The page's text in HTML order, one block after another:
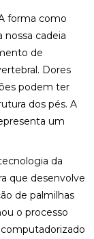
forma como
cadeia
de
Dores
podem ter
dos pés. A
um
da
que desenvolve
de palmilhas
o processo